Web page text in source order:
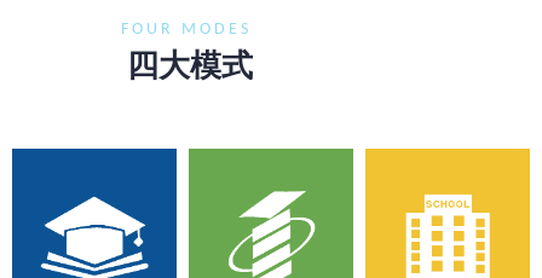
四大模式
FOUR MODES